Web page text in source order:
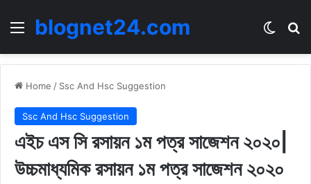
Menublognet24.com
Home / Ssc And Hsc Suggestion
Ssc And Hsc Suggestion
এইচ এস সি রসায়ন ১ম পত্র সাজেশন ২০২০|
উচ্চমাধ্যমিক রসায়ন ১ম পত্র সাজেশন ২০২০